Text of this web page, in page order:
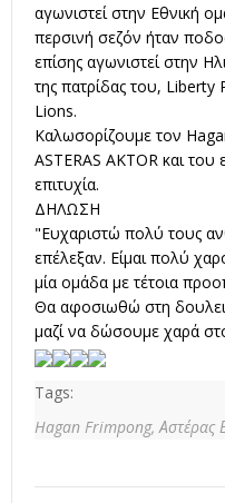
αγωνιστεί στην Εθνική
περσινή σεζόν ήταν
επίσης αγωνιστεί στην
της πατρίδας του, Liberty
Lions.
Καλωσορίζουμε τον
ASTERAS AKTOR και του
επιτυχία.
ΔΗΛΩΣΗ
"Ευχαριστώ πολύ τους
επέλεξαν. Είμαι πολύ
μία ομάδα με τέτοια
Θα αφοσιωθώ στη
μαζί να δώσουμε χαρά
Tags:
Hagan Frimpong, Αστέρας